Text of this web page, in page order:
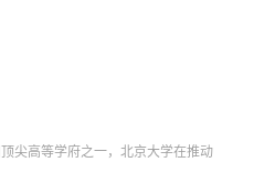
尖高等学府之一，北京大学在推动